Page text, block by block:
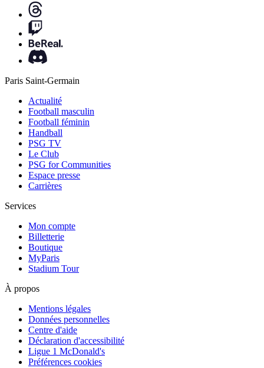
Paris Saint-Germain
Actualité
Football masculin
Football féminin
Handball
PSG TV
Le Club
PSG for Communities
Espace presse
Carrières
Services
Mon compte
Billetterie
Boutique
MyParis
Stadium Tour
À propos
Mentions légales
Données personnelles
Centre d'aide
Déclaration d'accessibilité
Ligue 1 McDonald's
Préférences cookies